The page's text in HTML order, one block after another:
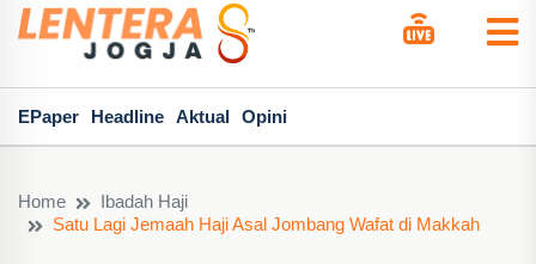
EPaper Headline Aktual Opini
Home
Ibadah Haji
Satu Lagi Jemaah Haji Asal Jombang Wafat di Makkah